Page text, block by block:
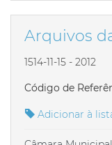
Arquivos
1514-11-15 - 2012
Código de
Adicionar à